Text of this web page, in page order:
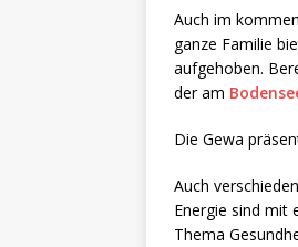
Auch im
ganze Familie
aufgehoben.
der am
Die Gewa
Auch
Energie sind mit
Thema